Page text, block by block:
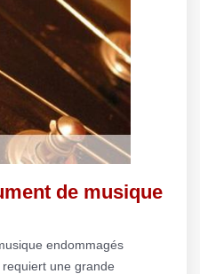
de musique
endommagés
une grande